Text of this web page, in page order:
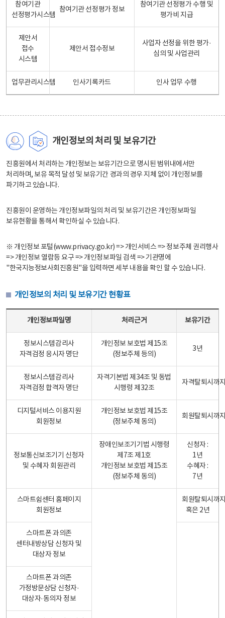
참여기관
선정평가시스템
참여기관 선정평가 정보
참여기관 선정평가 수행 및
평가비 지급
제안서
접수
시스템
제안서 접수정보
사업자 선정을 위한 평가·
심의 및 사업관리
업무관리시스템 인사기록카드 인사 업무 수행
개인정보의 처리 및 보유기간
진흥원에서 처리하는 개인정보는 보유기간으로 명시된 범위내에서만
처리하며, 보유 목적 달성 및 보유기간 경과의 경우 지체 없이 개인정보를
파기하고 있습니다.
진흥원이 운영하는 개인정보파일의 처리 및 보유기간은 개인정보파일
보유현황을 통해서 확인하실 수 있습니다.
※ 개인정보 포털(www.privacy.go.kr) => 개인서비스 => 정보주체 권리행사
=> 개인정보 열람등 요구 => 개인정보파일 검색 => 기관명에
"한국지능정보사회진흥원"을 입력하면 세부 내용을 확인 할 수 있습니다.
개인정보의 처리 및 보유기간 현황표
개인정보파일명 처리근거 보유기간
정보시스템감리사
자격검정 응시자 명단
개인정보 보호법 제15조
(정보주체 등의)
3년
정보시스템감리사
자격검정 합격자 명단
자격기본법 제34조 및 동법
시행령 제32조
자격탈퇴시까
디지털서비스 이용지원
회원정보
개인정보 보호법 제15조
(정보주체 동의)
회원탈퇴시까
정보통신보조기기 신청자
및 수혜자 회원관리
장애인보조기기법 시행령
제7조 제1호
개인정보 보호법 제15조
(정보주체 동의)
신청자 :
1년
수혜자 :
7년
스마트쉼센터 홈페이지
회원정보
회원탈퇴시까
혹은 2년
스마트폰 과의존
센터내방상담 신청자 및
대상자 정보
스마트폰 과의존
가정방문상담 신청자·
대상자·동의자 정보